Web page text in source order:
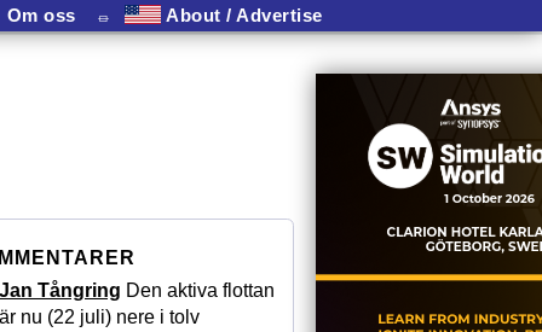
Om oss ⏛ About / Advertise
Jan Tångring Den aktiva flottan
är nu (22 juli) nere i tolv